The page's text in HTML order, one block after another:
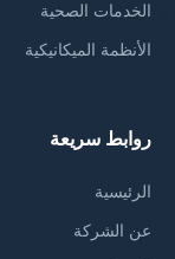
الخدمات الصحية
الأنظمة الميكانيكية
روابط سريعة
الرئيسية
عن الشركة